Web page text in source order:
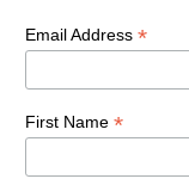
Email Address *
First Name *